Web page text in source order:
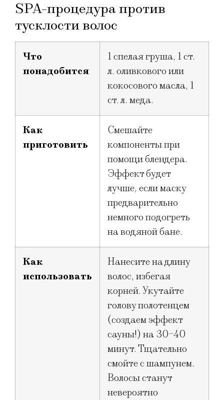
SPA-процедура против
тусклости волос
Что
понадобится
1 спелая груша, 1 ст.
л. оливкового или
кокосового масла, 1
ст. л. меда.
Как
приготовить
Смешайте
компоненты при
помощи блендера.
Эффект будет
лучше, если маску
предварительно
немного подогреть
на водяной бане.
Как
использовать
Нанесите на длину
волос, избегая
корней. Укутайте
голову полотенцем
(создаем эффект
сауны!) на 30-40
минут. Тщательно
смойте с шампунем.
Волосы станут
невероятно